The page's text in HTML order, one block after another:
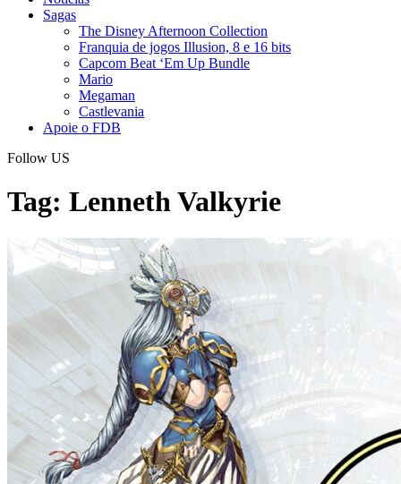
Sagas
The Disney Afternoon Collection
Franquia de jogos Illusion, 8 e 16 bits
Capcom Beat ‘Em Up Bundle
Mario
Megaman
Castlevania
Apoie o FDB
Follow US
Tag: Lenneth Valkyrie